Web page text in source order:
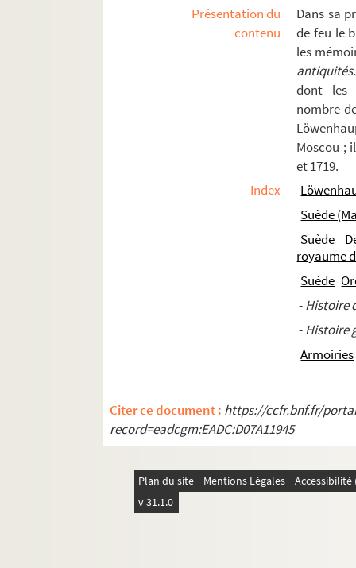
Ms. 540. [Titre absent ou non renseigné]
Ms. 541. [Titre absent ou non renseigné]
Ms. 542. [Titre absent ou non renseigné]
Ms. 543. « Affaires de l'Eglise. » Recueil
Ms. 544. « Les enluminures du jeu de la
Ms. 545. État des dépenses de la maison du
Ms. 546. « Lettre du roy Stanislas à un de ses
Ms. 547. « Dixième des offices et droits et
Ms. 548. « Publication de la paix entre le Roy
Ms. 549. [Titre absent ou non renseigné]
Ms. 550. « Cérémonial et pratique des
Ms. 551. « Procès-verbaux d'assemblées
Ms. 552. « Mémoire pour prouver que c'est
Ms. 555. « Déclarations, licts de justice et
Ms. 556-557. « Criminels de leze majesté »
Ms. 558. « Procès verbal de l'exécution des
Ms. 559. « Procès criminel faict à MreCharles de
Présentation du
contenu
Dans sa
de feu le
les
antiquités.
dont les
nombre
Moscou ;
et 1719.
Index
Suède
Suède
royaume
Suède
-Histoire
-Histoire
Armoiries
Citer ce document : https://ccfr.bnf.fr/
record=eadcgm:EADC:D07A11945
Plan du site Mentions Légales
v 31.1.0